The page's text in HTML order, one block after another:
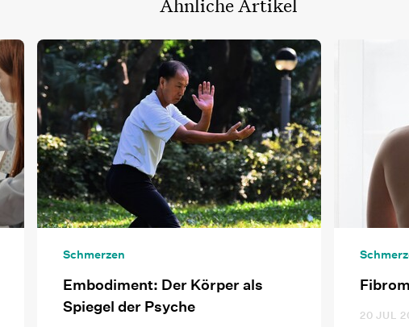
Ähnliche Artikel
Schmerzen
Embodiment: Der Körper als
Spiegel der Psyche
20 JUL